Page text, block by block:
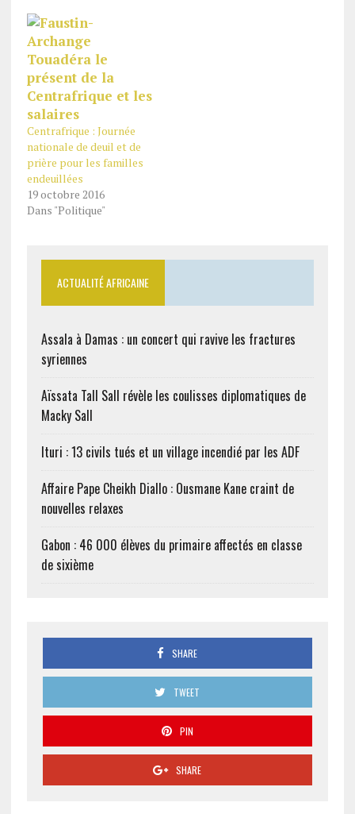
Centrafrique : Journée
nationale de deuil et de
prière pour les familles
endeuillées
19 octobre 2016
Dans "Politique"
ACTUALITÉ AFRICAINE
Assala à Damas : un concert qui ravive les fractures
syriennes
Aïssata Tall Sall révèle les coulisses diplomatiques de
Macky Sall
Ituri : 13 civils tués et un village incendié par les ADF
Affaire Pape Cheikh Diallo : Ousmane Kane craint de
nouvelles relaxes
Gabon : 46 000 élèves du primaire affectés en classe
de sixième
SHARE
TWEET
PIN
SHARE